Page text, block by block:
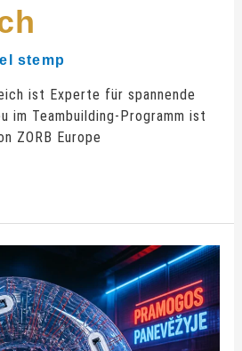
stemp
ist Experte für spannende
im Teambuilding-Programm ist
ZORB Europe